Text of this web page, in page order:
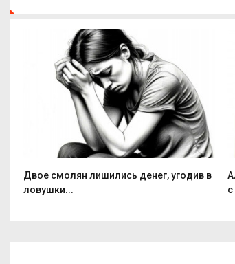
Двое смолян лишились денег, угодив в
ловушки...